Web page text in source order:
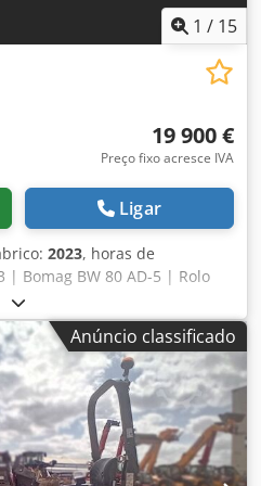
1 / 15
19 900 €
Preço fixo acresce IVA
Ligar
2023, horas de
| Bomag BW 80 AD-5 | Rolo
Localização: Alemanha
disponível para o seu
de envio para estimar
agora por EUR 19.900
na entrega disponível por
aprovação)* 👷‍♂️ Inspecionado
41 pontos de inspeção
ℹ️ 0 problemas ⚠️ 📌
parece quase nova, com
Anúncio classificado